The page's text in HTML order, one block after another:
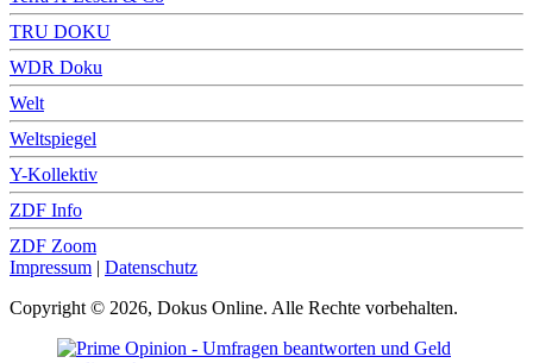
TRU DOKU
WDR Doku
Welt
Weltspiegel
Y-Kollektiv
ZDF Info
ZDF Zoom
Impressum | Datenschutz
Copyright © 2026, Dokus Online. Alle Rechte vorbehalten.